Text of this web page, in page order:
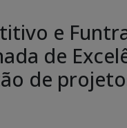
e
de
de